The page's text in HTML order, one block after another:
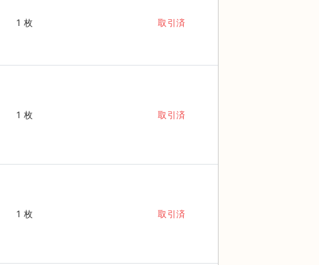
1 枚 取引済
1 枚 取引済
1 枚 取引済